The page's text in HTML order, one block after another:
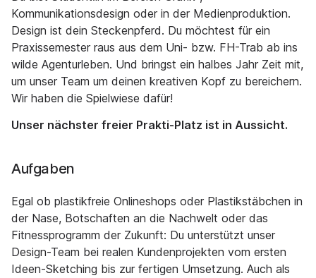
Kommunikationsdesign oder in der Medienproduktion.
Design ist dein Steckenpferd. Du möchtest für ein
Praxissemester raus aus dem Uni- bzw. FH-Trab ab ins
wilde Agenturleben. Und bringst ein halbes Jahr Zeit mit,
um unser Team um deinen kreativen Kopf zu bereichern.
Wir haben die Spielwiese dafür!
Unser nächster freier Prakti-Platz ist in Aussicht.
Aufgaben
Egal ob plastikfreie Onlineshops oder Plastikstäbchen in
der Nase, Botschaften an die Nachwelt oder das
Fitnessprogramm der Zukunft: Du unterstützt unser
Design-Team bei realen Kundenprojekten vom ersten
Ideen-Sketching bis zur fertigen Umsetzung. Auch als